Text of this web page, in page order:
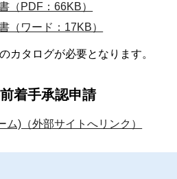
（PDF：66KB）
（ワード：17KB）
カタログが必要となります。
着手承認申請
)（外部サイトへリンク）